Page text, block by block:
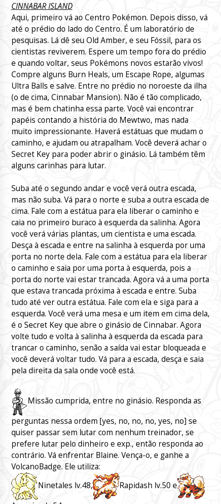
CINNABAR ISLAND
Aqui, primeiro vá ao Centro Pokémon. Depois disso, vá
até o prédio do lado do Centro. É um laboratório de
pesquisas. Lá dê seu Old Amber, e seu Fóssil, para os
cientistas reviverem. Espere um tempo fora do prédio
e quando voltar, seus Pokémons novos estarão vivos!
Compre alguns Burn Heals, um Escape Rope, algumas
Ultra Balls e salve. Entre no prédio no noroeste da ilha
(o de cima, Cinnabar Mansion). Não é tão complicado,
mas é bem chatinha essa parte. Você vai encontrar
papéis contando a história do Mewtwo, mas nada
muito impressionante. Haverá estátuas que mudam o
caminho, e ajudam ou atrapalham. Você deverá achar o
Secret Key para poder abrir o ginásio. Lá também têm
alguns carinhas para lutar.
Suba até o segundo andar e você verá outra escada,
mas não suba. Vá para o norte e suba a outra escada de
cima. Fale com a estátua para ela liberar o caminho e
caia no primeiro buraco à esquerda da salinha. Agora
você verá várias plantas, um cientista e uma escada.
Desça à escada e entre na salinha à esquerda por uma
porta no norte dela. Fale com a estátua para ela liberar
o caminho e saia por uma porta à esquerda, pois a
porta do norte vai estar trancada. Agora vá a uma porta
que estava trancada próxima à escada e entre. Suba
tudo até ver outra estátua. Fale com ela e siga para a
esquerda. Você verá uma mesa e um item em cima dela,
é o Secret Key que abre o ginásio de Cinnabar. Agora
volte tudo e volta à salinha à esquerda da escada para
trancar o caminho, senão a saída vai estar bloqueada e
você deverá voltar tudo. Vá para a escada, desça e saia
pela direita da sala onde você está.
Missão cumprida, entre no ginásio. Responda as
perguntas nessa ordem [yes, no, no, no, yes, no] se
quiser passar sem lutar com nenhum treinador, se
prefere lutar pelo dinheiro e exp., então responda ao
contrário. Vá enfrentar Blaine. Vença-o, e ganhe a
VolcanoBadge. Ele utiliza:
Ninetales lv.48,
Rapidash lv.50 e